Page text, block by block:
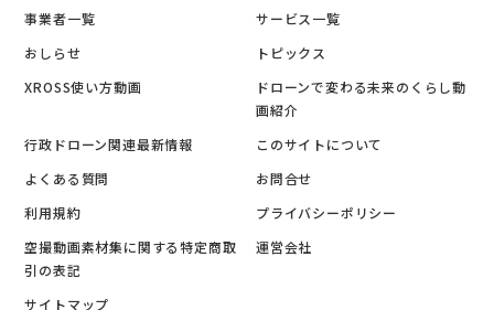
事業者一覧
サービス一覧
おしらせ
トピックス
XROSS使い方動画
ドローンで変わる未来のくらし動
画紹介
行政ドローン関連最新情報
このサイトについて
よくある質問
お問合せ
利用規約
プライバシーポリシー
空撮動画素材集に関する特定商取
引の表記
運営会社
サイトマップ